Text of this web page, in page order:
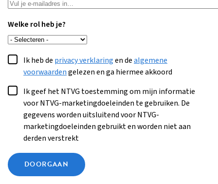
Welke rol heb je?
Ik heb de privacy verklaringen dealgemene
voorwaardengelezen en ga hiermee akkoord
Ik geef het NTVG toestemming om mijn informatie
voor NTVG-marketingdoeleinden te gebruiken. De
gegevens worden uitsluitend voor NTVG-
marketingdoeleinden gebruikt en worden niet aan
derden verstrekt
DOORGAAN